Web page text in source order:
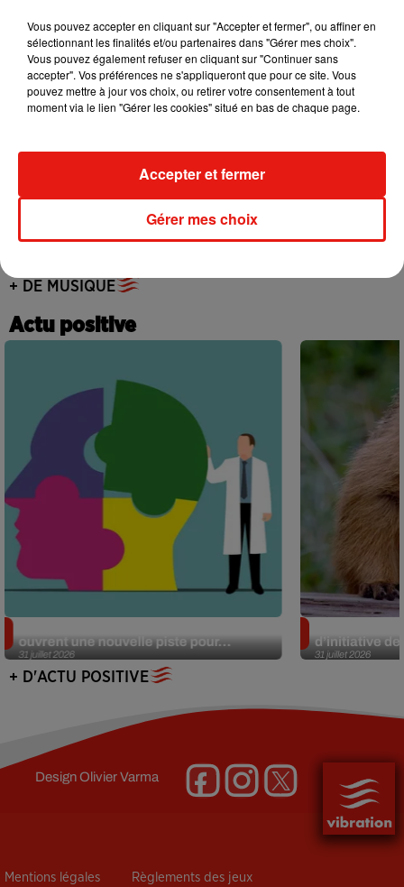
5 août 2026
Benny Blanco invite Selena Gomez et
Becky G sur son nouveau single
4 août 2026
+ DE MUSIQUE
Actu positive
31 juillet 2026
ouvrent une nouvelle piste pour...
31 juillet 2026
d’initiative
+ D'ACTU POSITIVE
DesignOlivier Varma
Mentions légales Règlements des jeux
Vous pouvez accepter en cliquant sur "Accepter et fermer", ou affiner en
sélectionnant les finalités et/ou partenaires dans "Gérer mes choix".
Vous pouvez également refuser en cliquant sur "Continuer sans
accepter". Vos préférences ne s'appliqueront que pour ce site. Vous
pouvez mettre à jour vos choix, ou retirer votre consentement à tout
moment via le lien "Gérer les cookies" situé en bas de chaque page.
Gérer mes choix
Accepter et fermer